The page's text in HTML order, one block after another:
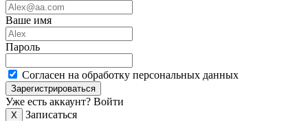
Ваше имя
Пароль
Согласен на обработку персональных данных
Зарегистрироваться
Уже есть аккаунт? Войти
X
Записаться